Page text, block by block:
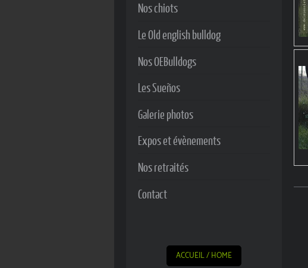
Nos chiots
Le Old english bulldog
Nos OEBulldogs
Les Sueños
Galerie photos
Expos et évènements
Nos retraités
Contact
ACCUEIL / HOME